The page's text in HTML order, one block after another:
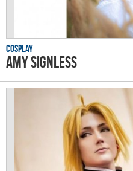
Cosplay
AMY Signless